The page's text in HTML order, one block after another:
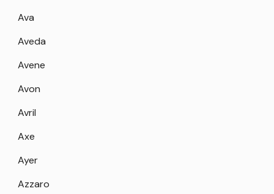
Ava
Aveda
Avene
Avon
Avril
Axe
Ayer
Azzaro